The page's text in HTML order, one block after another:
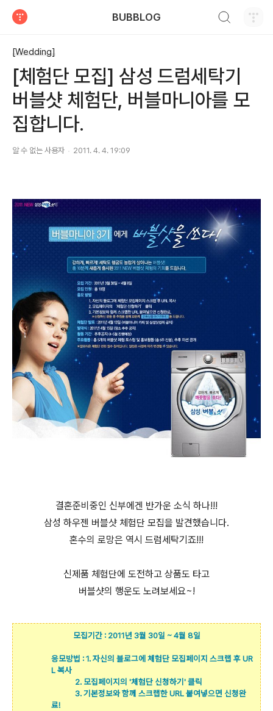
BUBBLOG
[Wedding]
[체험단 모집] 삼성 드럼세탁기
버블샷 체험단, 버블마니아를 모
집합니다.
알 수 없는 사용자 2011. 4. 4. 19:09
결혼준비중인 신부에겐 반가운 소식 하나!!!
삼성 하우젠 버블샷 체험단 모집을 발견했습니다.
혼수의 로망은 역시 드럼세탁기죠!!!
신제품 체험단에 도전하고 상품도 타고
버블샷의 행운도 노려보세요~!
모집기간 : 2011년 3월 30일 ~ 4월 8일
응모방법 :1. 자신의 블로그에 체험단 모집페이지 스크랩 후 UR
L 복사
2. 모집페이지의 '체험단 신청하기' 클릭
3. 기본정보와 함께 스크랩한 URL 붙여넣으면 신청완
료!